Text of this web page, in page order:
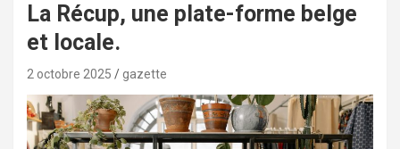
La Récup, une plate-forme belge
et locale.
2 octobre 2025 gazette